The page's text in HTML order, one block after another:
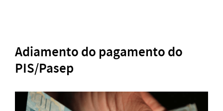
Adiamento do pagamento do
PIS/Pasep